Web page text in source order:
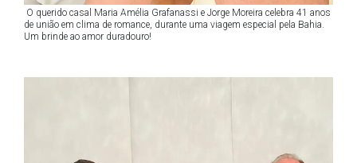
O querido casal Maria Amélia Grafanassi e Jorge Moreira celebra 41 anos
de união em clima de romance, durante uma viagem especial pela Bahia.
Um brinde ao amor duradouro!